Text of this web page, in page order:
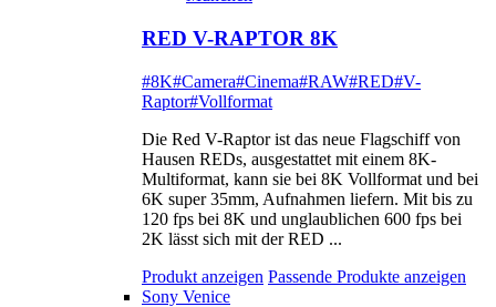
RED V-RAPTOR 8K
#8K#Camera#Cinema#RAW#RED#V-
Raptor#Vollformat
Die Red V-Raptor ist das neue Flagschiff von
Hausen REDs, ausgestattet mit einem 8K-
Multiformat, kann sie bei 8K Vollformat und bei
6K super 35mm, Aufnahmen liefern. Mit bis zu
120 fps bei 8K und unglaublichen 600 fps bei
2K lässt sich mit der RED ...
Produkt anzeigen Passende Produkte anzeigen
Sony Venice